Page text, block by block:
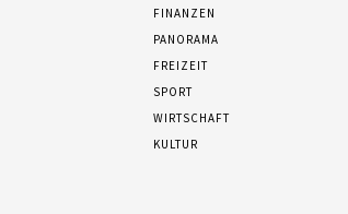
FINANZEN
PANORAMA
FREIZEIT
SPORT
WIRTSCHAFT
KULTUR